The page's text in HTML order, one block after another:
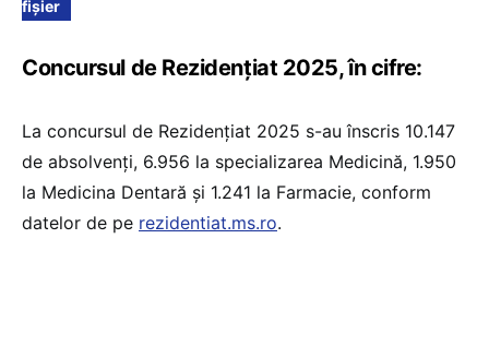
fișier
Concursul de Rezidențiat 2025, în cifre:
La concursul de Rezidențiat 2025 s-au înscris 10.147
de absolvenți, 6.956 la specializarea Medicină, 1.950
la Medicina Dentară și 1.241 la Farmacie, conform
datelor de pe rezidentiat.ms.ro.